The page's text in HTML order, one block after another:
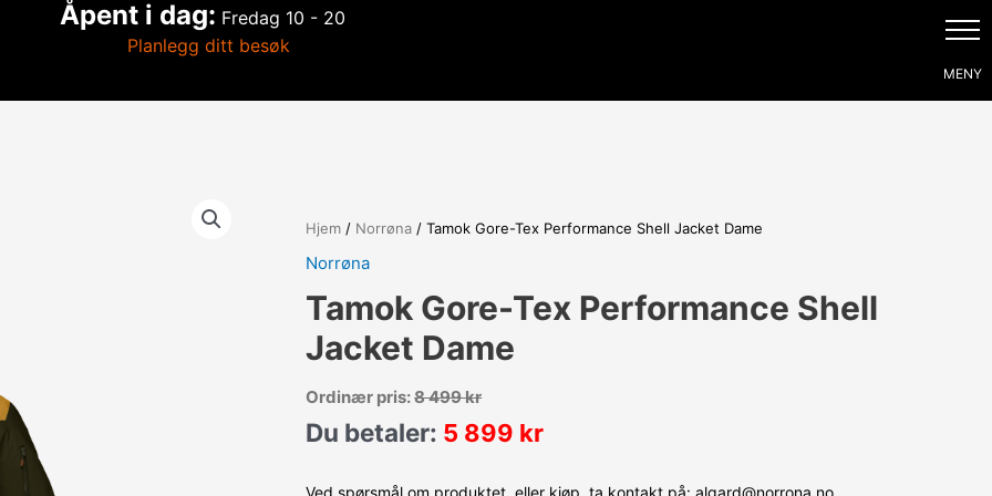
Åpent i dag: Fredag 10 - 20
Planlegg ditt besøk
Hjem / Norrøna / Tamok Gore-Tex Performance Shell Jacket Dame
Norrøna
Tamok Gore-Tex Performance Shell
Jacket Dame
Ordinær pris:8 499kr
Du betaler: 5 899 kr
Ved spørsmål om produktet, eller kjøp, ta kontakt på: algard@norrona.no